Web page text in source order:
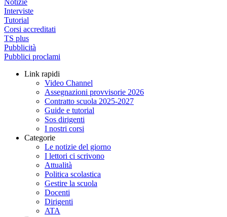
Notizie
Interviste
Tutorial
Corsi accreditati
TS plus
Pubblicità
Pubblici proclami
Link rapidi
Video Channel
Assegnazioni provvisorie 2026
Contratto scuola 2025-2027
Guide e tutorial
Sos dirigenti
I nostri corsi
Categorie
Le notizie del giorno
I lettori ci scrivono
Attualità
Politica scolastica
Gestire la scuola
Docenti
Dirigenti
ATA